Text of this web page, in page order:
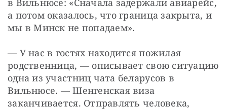
в Вильнюсе: «Сначала задержали авиарейс,
а потом оказалось, что граница закрыта, и
мы в Минск не попадаем».
— У нас в гостях находится пожилая
родственница, — описывает свою ситуацию
одна из участниц чата беларусов в
Вильнюсе. — Шенгенская виза
заканчивается. Отправлять человека,